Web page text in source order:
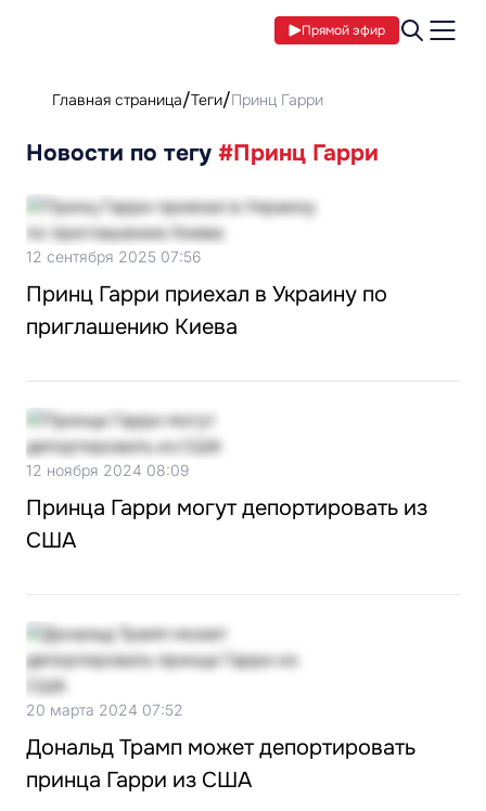
Прямой эфир
Главная страница Теги Принц Гарри
Новости по тегу #Принц Гарри
12 сентября 2025 07:56
Принц Гарри приехал в Украину по
приглашению Киева
12 ноября 2024 08:09
Принца Гарри могут депортировать из
США
20 марта 2024 07:52
Дональд Трамп может депортировать
принца Гарри из США